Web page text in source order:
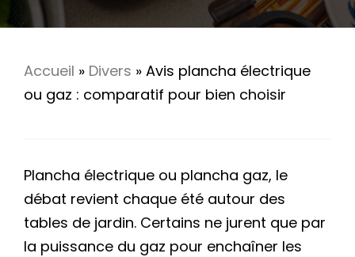
Accueil » Divers » Avis plancha électrique
ou gaz : comparatif pour bien choisir
Plancha électrique ou plancha gaz, le
débat revient chaque été autour des
tables de jardin. Certains ne jurent que par
la puissance du gaz pour enchaîner les